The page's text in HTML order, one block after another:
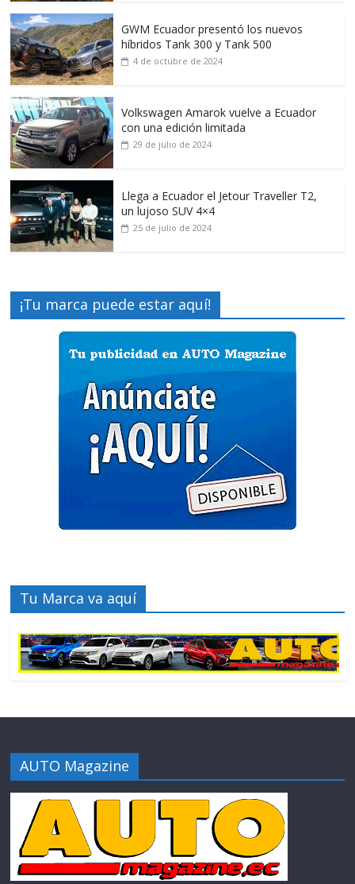
GWM Ecuador presentó los nuevos
híbridos Tank 300 y Tank 500
4 de octubre de 2024
Volkswagen Amarok vuelve a Ecuador
con una edición limitada
29 de julio de 2024
Llega a Ecuador el Jetour Traveller T2,
un lujoso SUV 4×4
25 de julio de 2024
¡Tu marca puede estar aquí!
Tu Marca va aquí
AUTO Magazine